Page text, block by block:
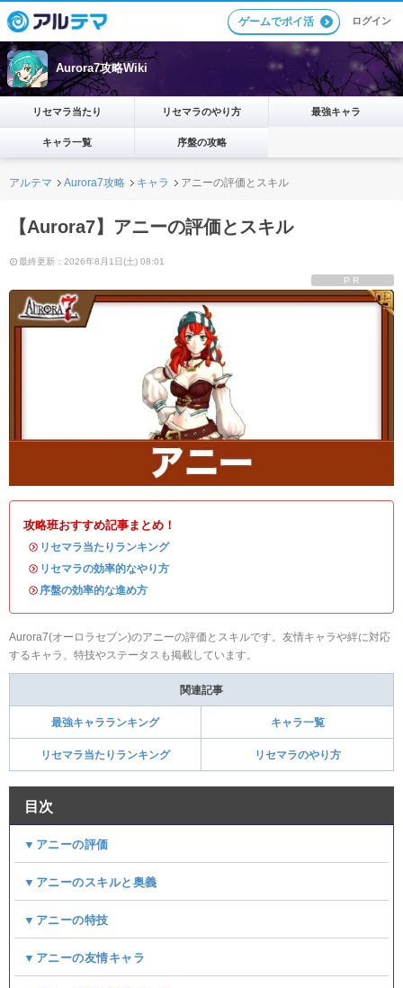
ゲームでポイ活 ログイン
Aurora7攻略Wiki
リセマラ当たり リセマラのやり方 最強キャラ
キャラ一覧 序盤の攻略
アルテマ Aurora7攻略 キャラ アニーの評価とスキル
【Aurora7】アニーの評価とスキル
最終更新：2026年8月1日(土) 08:01
PR
攻略班おすすめ記事まとめ！
・ リセマラ当たりランキング
・ リセマラの効率的なやり方
・ 序盤の効率的な進め方
Aurora7(オーロラセブン)のアニーの評価とスキルです。友情キャラや絆に対応
するキャラ、特技やステータスも掲載しています。
関連記事
最強キャラランキング キャラ一覧
リセマラ当たりランキング リセマラのやり方
目次
▼アニーの評価
▼アニーのスキルと奥義
▼アニーの特技
▼アニーの友情キャラ